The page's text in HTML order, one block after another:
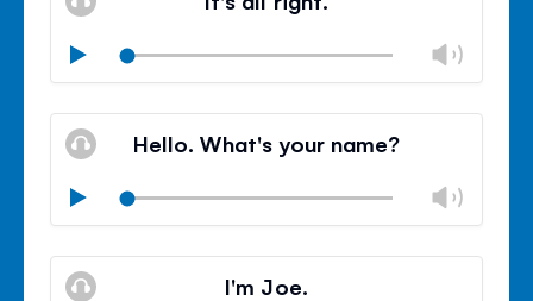
Play
stumm
Hello. What's your name?
Play
stumm
I'm Joe.